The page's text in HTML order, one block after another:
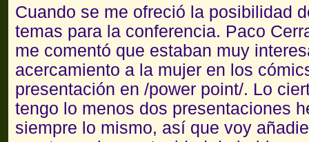
Cuando se me ofreció la posibilidad
temas para la conferencia. Paco
me comentó que estaban muy
acercamiento a la mujer en los
presentación en /power point/. Lo
tengo lo menos dos presentaciones
siempre lo mismo, así que voy